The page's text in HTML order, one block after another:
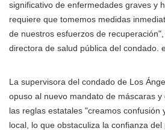
significativo de enfermedades graves y
requiere que tomemos medidas
de nuestros esfuerzos de
directora de salud pública del condado.
La supervisora del condado de Los
opuso al nuevo mandato de máscaras
las reglas estatales "creamos confusión
local, lo que obstaculiza la confianza del